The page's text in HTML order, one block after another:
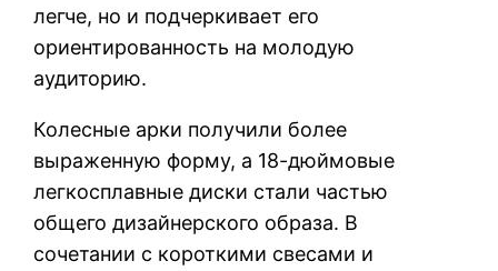
легче, но и подчеркивает его
ориентированность на молодую
аудиторию.
Колесные арки получили более
выраженную форму, а 18-дюймовые
легкосплавные диски стали частью
общего дизайнерского образа. В
сочетании с короткими свесами и